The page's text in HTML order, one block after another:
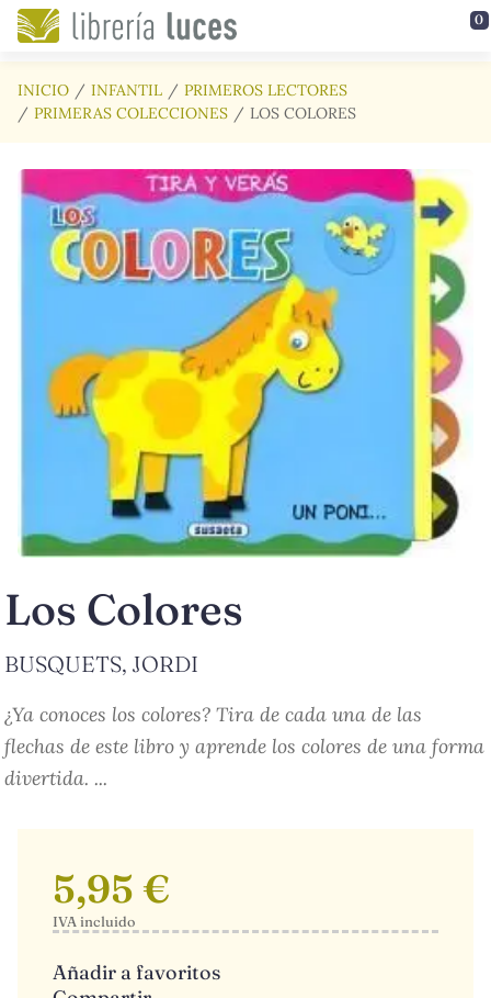
Saltar al contenido principal 0
INICIO INFANTIL
PRIMEROS LECTORES
PRIMERAS COLECCIONES
LOS COLORES
Los Colores
BUSQUETS, JORDI
¿Ya conoces los colores? Tira de cada una de las
flechas de este libro y aprende los colores de una forma
divertida. ...
5,95 €
IVA incluido
Añadir a favoritos